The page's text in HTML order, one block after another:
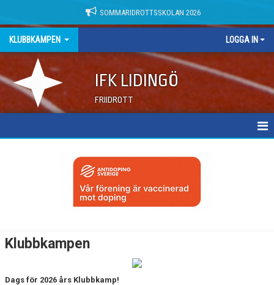
SOMMARIDROTTSSKOLAN 2026
KLUBBKAMPEN LOGGA IN
IFK LIDINGÖ
FRIIDROTT
Klubbkampen
Dags för 2026 års Klubbkamp!